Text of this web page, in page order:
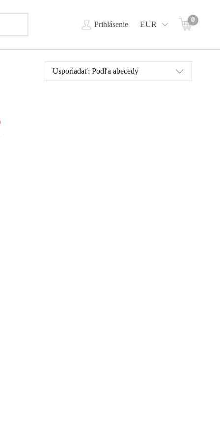
Prihlásenie EUR
0
Usporiadať: Podľa abecedy